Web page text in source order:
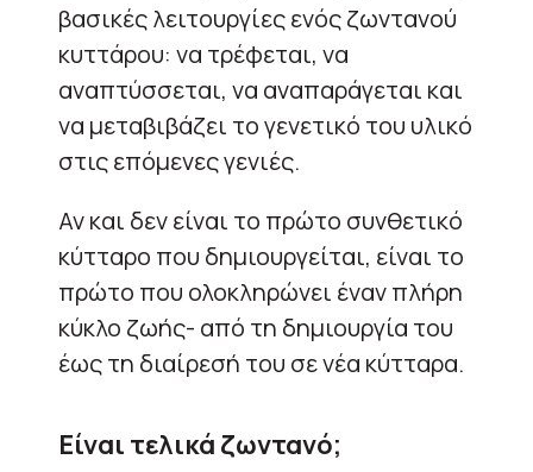
βασικές λειτουργίες ενός ζωντανού
κυττάρου: να τρέφεται, να
αναπτύσσεται, να αναπαράγεται και
να μεταβιβάζει το γενετικό του υλικό
στις επόμενες γενιές.
Αν και δεν είναι το πρώτο συνθετικό
κύτταρο που δημιουργείται, είναι το
πρώτο που ολοκληρώνει έναν πλήρη
κύκλο ζωής- από τη δημιουργία του
έως τη διαίρεσή του σε νέα κύτταρα.
Είναι τελικά ζωντανό;